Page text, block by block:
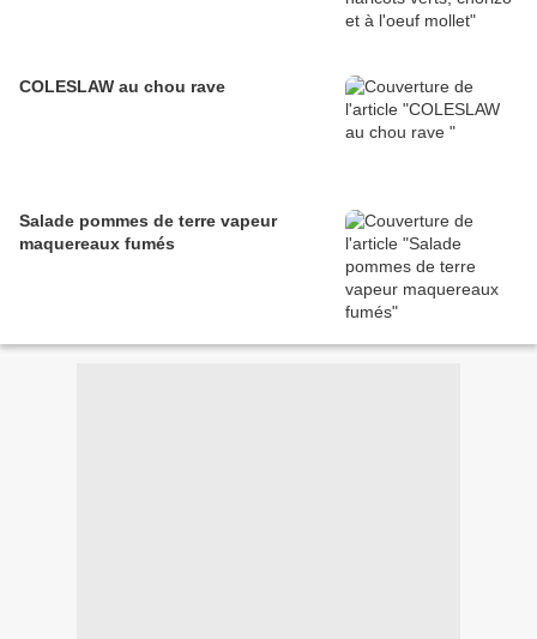
COLESLAW au chou rave
Salade pommes de terre vapeur
maquereaux fumés